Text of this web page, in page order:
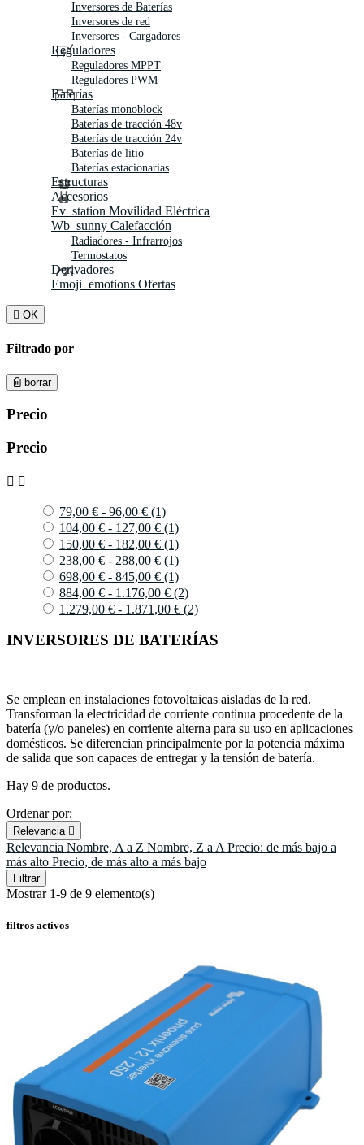
Inversores de Baterías
Inversores de red
Inversores - Cargadores
Reguladores
Reguladores MPPT
Reguladores PWM
Baterías
Baterías monoblock
Baterías de tracción 48v
Baterías de tracción 24v
Baterías de litio
Baterías estacionarias
Estructuras
Accesorios
Ev_station Movilidad Eléctrica
Wb_sunny Calefacción
Radiadores - Infrarrojos
Termostatos
Derivadores
Emoji_emotions Ofertas
 OK
Filtrado por
borrar
Precio
Precio
 
79,00 € - 96,00 € (1)
104,00 € - 127,00 € (1)
150,00 € - 182,00 € (1)
238,00 € - 288,00 € (1)
698,00 € - 845,00 € (1)
884,00 € - 1.176,00 € (2)
1.279,00 € - 1.871,00 € (2)
INVERSORES DE BATERÍAS
Se emplean en instalaciones fotovoltaicas aisladas de la red.
Transforman la electricidad de corriente continua procedente de la
batería (y/o paneles) en corriente alterna para su uso en aplicaciones
domésticos. Se diferencian principalmente por la potencia máxima
de salida que son capaces de entregar y la tensión de batería.
Hay 9 de productos.
Ordenar por:
Relevancia 
Relevancia Nombre, A a Z Nombre, Z a A Precio: de más bajo a
más alto Precio, de más alto a más bajo
Filtrar
Mostrar 1-9 de 9 elemento(s)
filtros activos